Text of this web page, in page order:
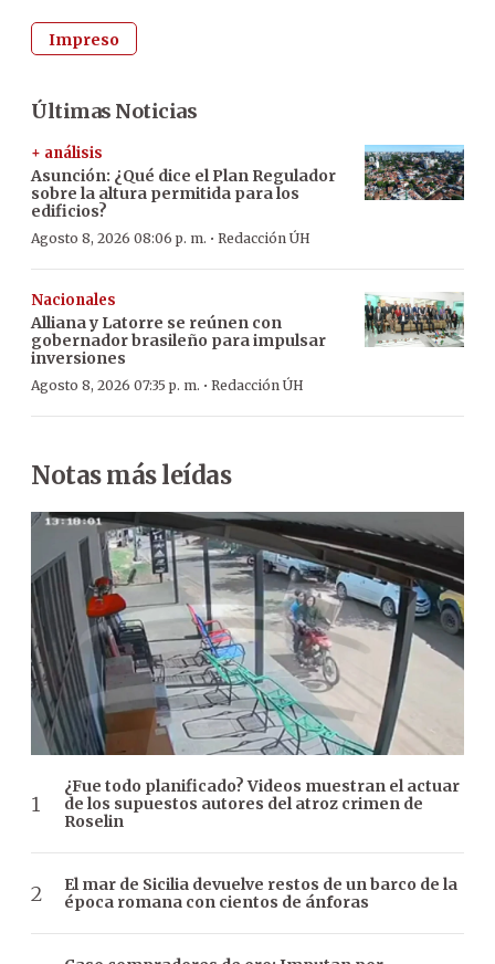
Impreso
Últimas Noticias
+ análisis
Asunción: ¿Qué dice el Plan Regulador
sobre la altura permitida para los
edificios?
Agosto 8, 2026 08:06 p. m. · Redacción ÚH
Nacionales
Alliana y Latorre se reúnen con
gobernador brasileño para impulsar
inversiones
Agosto 8, 2026 07:35 p. m. · Redacción ÚH
Notas más leídas
¿Fue todo planificado? Videos muestran el actuar
de los supuestos autores del atroz crimen de
Roselin
El mar de Sicilia devuelve restos de un barco de la
época romana con cientos de ánforas